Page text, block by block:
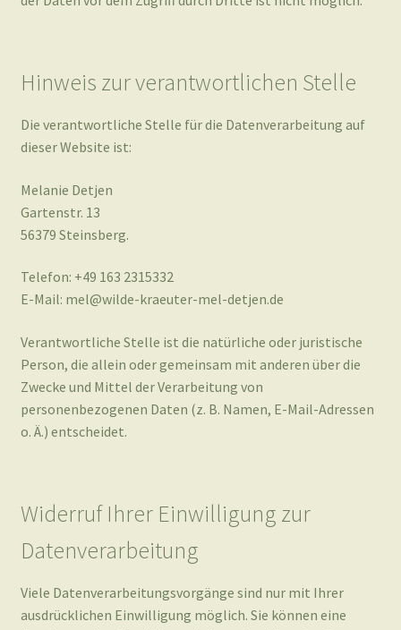
Melanie Detjen
E-Mail: mel@wilde-kraeuter-mel-detjen.de
Verantwortliche Stelle ist die natürliche oder juristische
personenbezogenen Daten (z. B. Namen, E-Mail-Adressen
o. Ä.) entscheidet.
Widerruf Ihrer Einwilligung zur
ausdrücklichen Einwilligung möglich. Sie können eine
bereits erteilte Einwilligung jederzeit widerrufen. Dazu
reicht eine formlose Mitteilung per E-Mail an uns. Die
Rechtmäßigkeit der bis zum Widerruf erfolgten
Datenverarbeitung bleibt vom Widerruf unberührt.